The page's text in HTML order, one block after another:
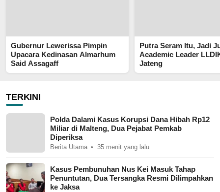
Gubernur Lewerissa Pimpin
Upacara Kedinasan Almarhum
Said Assagaff
Putra Seram Itu, Jadi
Academic Leader
Jateng
TERKINI
Polda Dalami Kasus Korupsi Dana Hibah Rp12
Miliar di Malteng, Dua Pejabat Pemkab
Diperiksa
Berita Utama 35 menit yang lalu
Kasus Pembunuhan Nus Kei Masuk Tahap
Penuntutan, Dua Tersangka Resmi Dilimpahkan
ke Jaksa